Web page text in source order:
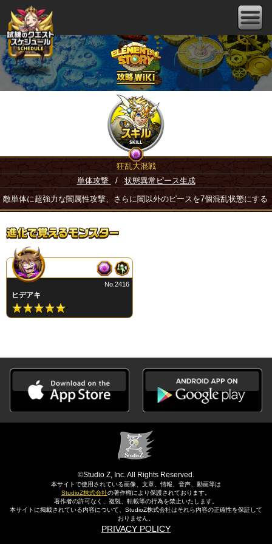
狂乱大混戦
単体攻撃
/ 状態異常ピース生成
敵単体に超強力な闇属性攻撃、さらに闇以外のピースを7個混乱状態にする
ヒデアキ
No.2416
©Studio Z, Inc. All Rights Reserved.
本サイトで使用されている画像、文章、情報、音声、動画等は
StudioZ株式会社の著作権により保護されております。
著作者の許可なく、複製、転載等の行為を禁止いたします。
本サイトに掲載されている内容について、StudioZ株式会社はそれら内容の正確性を保証して
おりません。
PRIVACY POLICY